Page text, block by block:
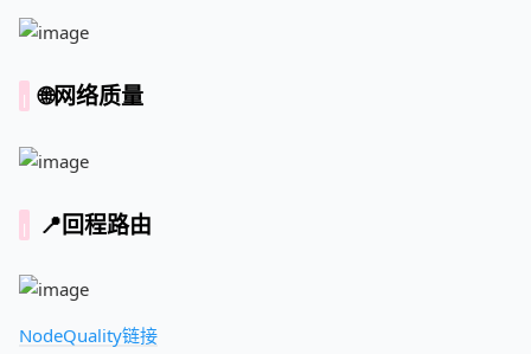
🌐网络质量
📍回程路由
NodeQuality链接